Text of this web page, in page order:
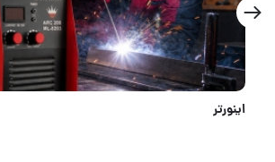
اینورتر